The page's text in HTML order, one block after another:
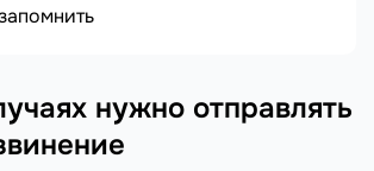
нужно отправлять